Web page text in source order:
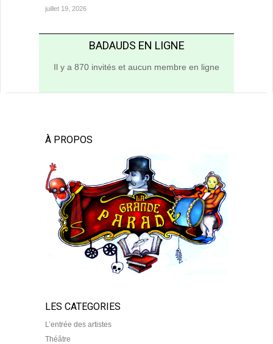
juillet 19, 2026
BADAUDS EN LIGNE
Il y a 870 invités et aucun membre en ligne
À PROPOS
LES CATEGORIES
L’entrée des artistes
Théâtre